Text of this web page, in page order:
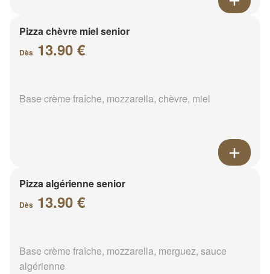
Pizza chèvre miel senior
Dès 13.90 €
Base crème fraîche, mozzarella, chèvre, miel
Pizza algérienne senior
Dès 13.90 €
Base crème fraîche, mozzarella, merguez, sauce
algérienne